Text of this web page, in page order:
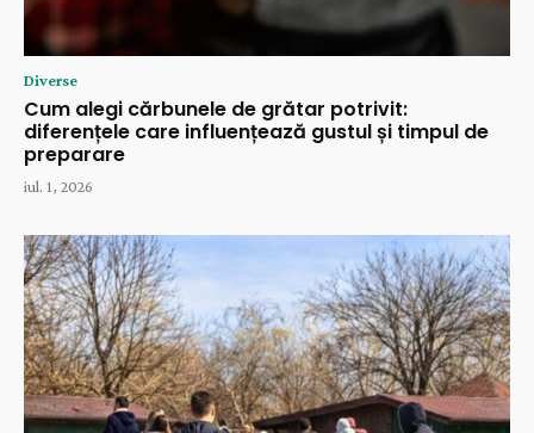
Diverse
Cum alegi cărbunele de grătar potrivit:
diferențele care influențează gustul și timpul de
preparare
iul. 1, 2026